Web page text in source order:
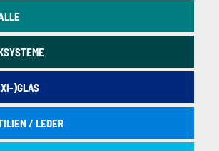
)GLAS
/ LEDER